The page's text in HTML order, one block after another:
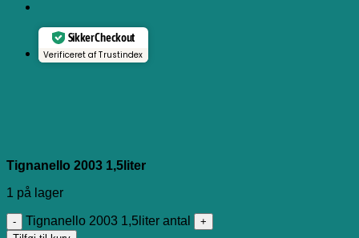
Sikker Checkout
Verificeret af Trustindex
Tignanello 2003 1,5liter
1 på lager
Tignanello 2003 1,5liter antal